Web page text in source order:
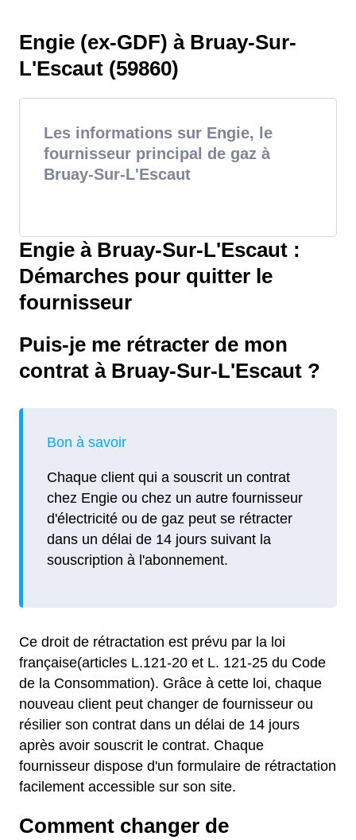
Engie (ex-GDF) à Bruay-Sur-
L'Escaut (59860)
Les informations sur Engie, le
fournisseur principal de gaz à
Bruay-Sur-L'Escaut
Engie à Bruay-Sur-L'Escaut :
Démarches pour quitter le
fournisseur
Puis-je me rétracter de mon
contrat à Bruay-Sur-L'Escaut ?
Chaque client qui a souscrit un contrat
chez Engie ou chez un autre fournisseur
d'électricité ou de gaz peut se rétracter
dans un délai de 14 jours suivant la
souscription à l'abonnement.
Ce droit de rétractation est prévu par la loi
française(articles L.121-20 et L. 121-25 du Code
de la Consommation). Grâce à cette loi, chaque
nouveau client peut changer de fournisseur ou
résilier son contrat dans un délai de 14 jours
après avoir souscrit le contrat. Chaque
fournisseur dispose d'un formulaire de rétractation
facilement accessible sur son site.
Comment changer de